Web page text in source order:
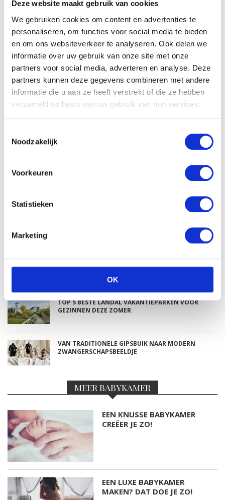
Deze website maakt gebruik van cookies
We gebruiken cookies om content en advertenties te
personaliseren, om functies voor social media te bieden
en om ons websiteverkeer te analyseren. Ook delen we
informatie over uw gebruik van onze site met onze
partners voor social media, adverteren en analyse. Deze
partners kunnen deze gegevens combineren met andere
informatie die u aan ze heeft verstrekt of die ze hebben
verzameld op basis van uw gebruik van hun services.
Noodzakelijk
Voorkeuren
Statistieken
Marketing
OK
houd aanbiedingen in de gaten. Goede keuzes maken
en focussen op de basis zorgt ervoor dat je meer
budget overhoudt voor andere leuke dingen, zoals die
eerste schattige pakjes. Het inrichten van de
babykamer is het begin van een prachtig avontuur.
Neem de tijd om alles rustig uit te zoeken en geniet van
elk moment dat de kamer steeds een beetje meer af is.
DEZE HEMA ZWANGERSCHAPSONDERGOED
ESSENTIALS HAD JE LIEVER EERDER ONTDEKT
TOP 5 BESTE LANDAL VAKANTIEPARKEN VOOR
GEZINNEN DEZE ZOMER
VAN TRADITIONELE GIPSBUIK NAAR MODERN
ZWANGERSCHAPSBEELDJE
MEER BABYKAMER
EEN KNUSSE BABYKAMER
CREËER JE ZO!
EEN LUXE BABYKAMER
MAKEN? DAT DOE JE ZO!